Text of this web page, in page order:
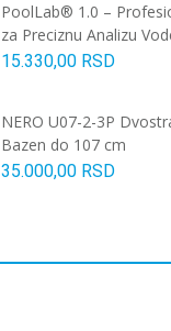
PoolLab® 1.0 –
za Preciznu Analizu
15.330,00 RSD
NERO U07-2-3P
Bazen do 107 cm
35.000,00 RSD